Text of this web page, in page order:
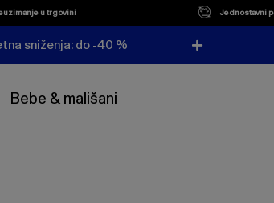
u trgovini Jednostavni
sniženja: do -40 %
Bebe & mališani